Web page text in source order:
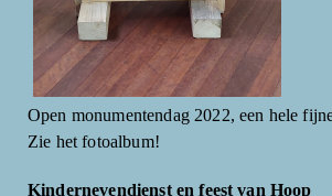
Open monumentendag 2022, een hele
Zie het fotoalbum!
Kindernevendienst en feest van Hoop